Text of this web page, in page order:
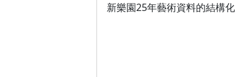
新樂園25年藝術資料的結構